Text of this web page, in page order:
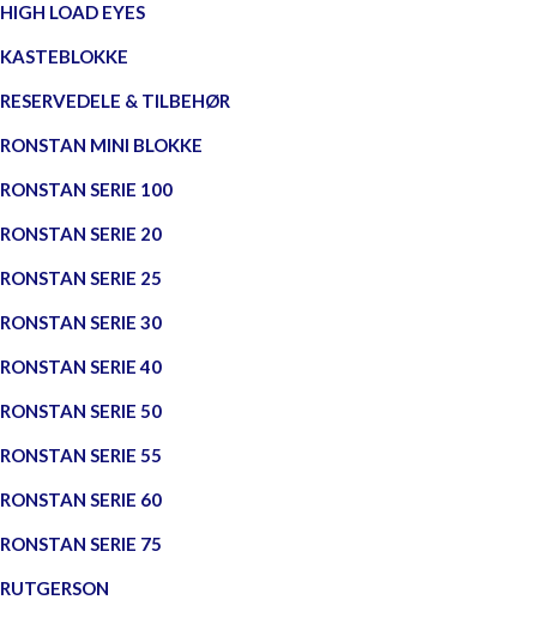
HIGH LOAD EYES
KASTEBLOKKE
RESERVEDELE & TILBEHØR
RONSTAN MINI BLOKKE
RONSTAN SERIE 100
RONSTAN SERIE 20
RONSTAN SERIE 25
RONSTAN SERIE 30
RONSTAN SERIE 40
RONSTAN SERIE 50
RONSTAN SERIE 55
RONSTAN SERIE 60
RONSTAN SERIE 75
RUTGERSON